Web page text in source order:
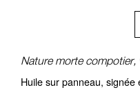
Nature morte compotier,
Huile sur panneau, signée